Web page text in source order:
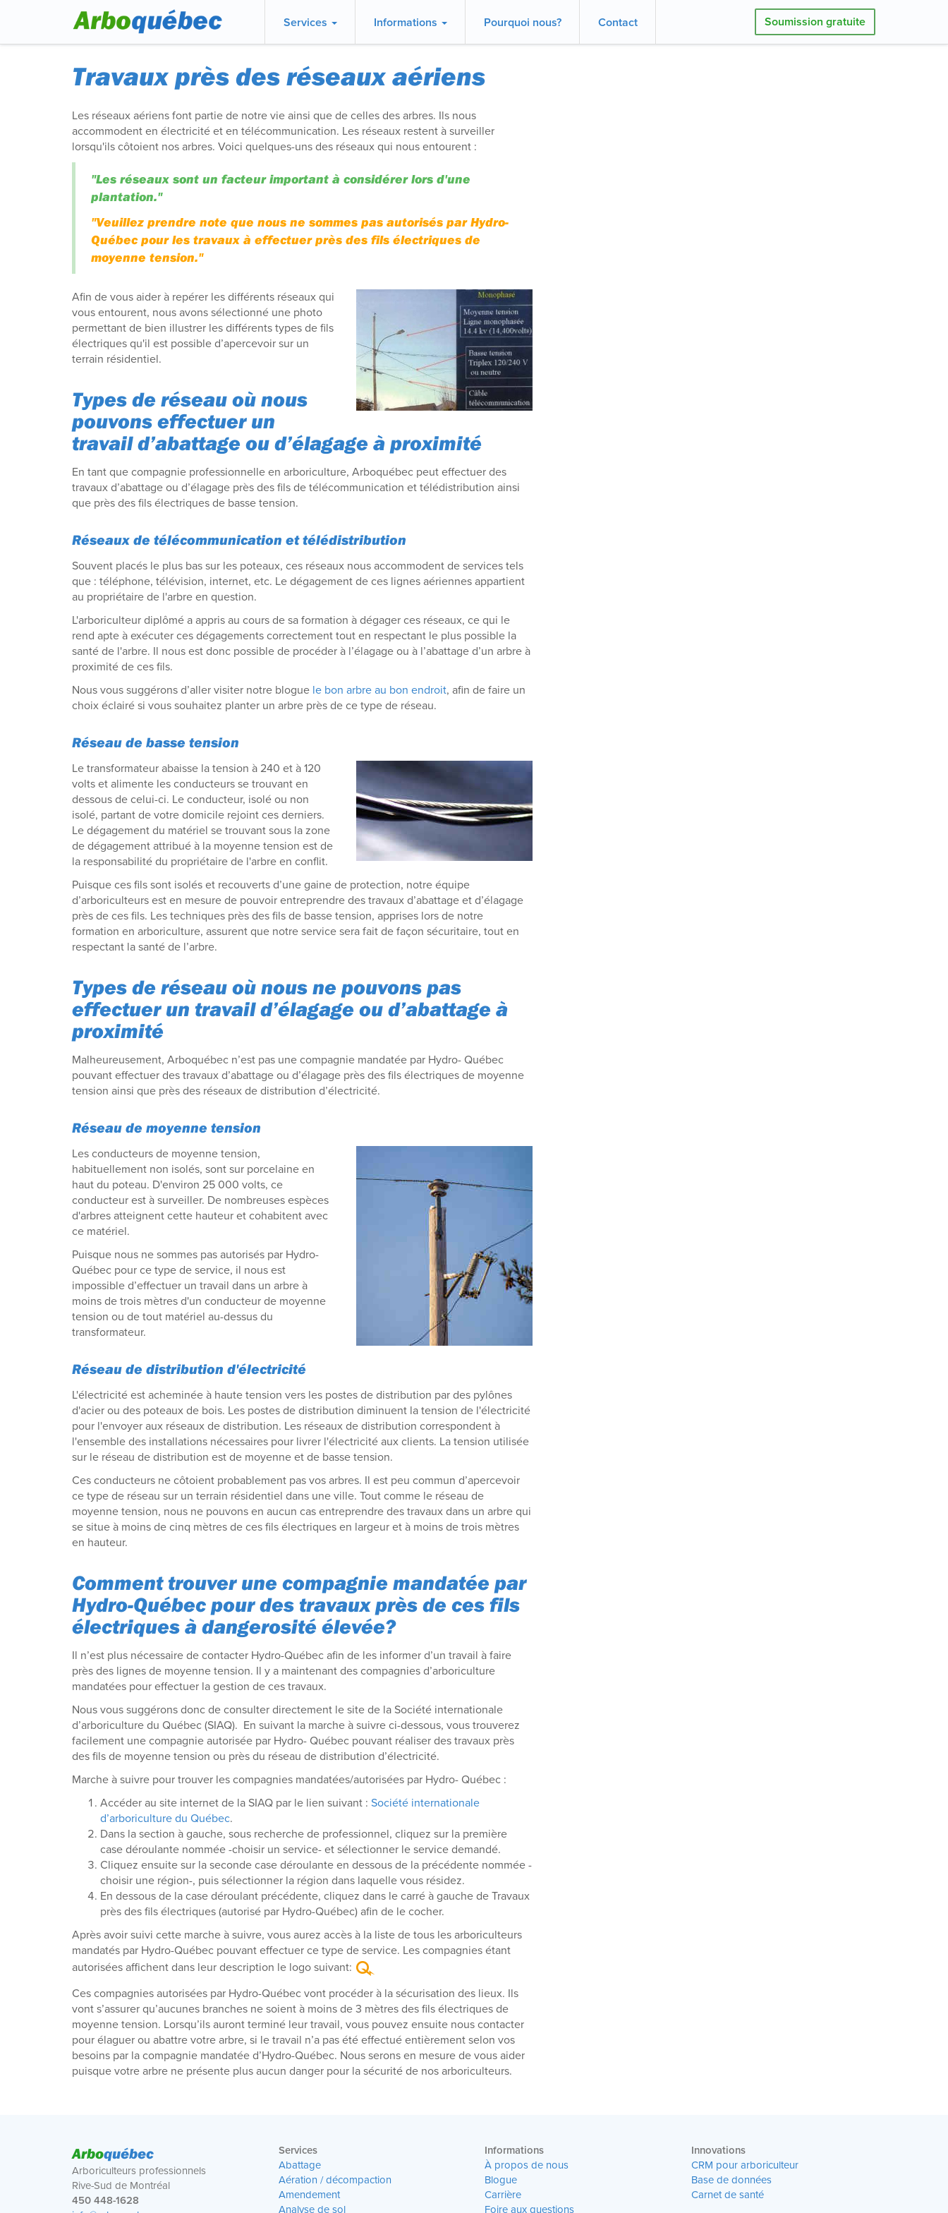
Soumission gratuite
Services Informations Pourquoi nous? Contact
Travaux près des réseaux aériens
Les réseaux aériens font partie de notre vie ainsi que de celles des arbres. Ils nous
accommodent en électricité et en télécommunication. Les réseaux restent à surveiller
lorsqu'ils côtoient nos arbres. Voici quelques-uns des réseaux qui nous entourent :
"Les réseaux sont un facteur important à considérer lors d'une
plantation."
"Veuillez prendre note que nous ne sommes pas autorisés par Hydro-
Québec pour les travaux à effectuer près des fils électriques de
moyenne tension."
Afin de vous aider à repérer les différents réseaux qui
vous entourent, nous avons sélectionné une photo
permettant de bien illustrer les différents types de fils
électriques qu'il est possible d’apercevoir sur un
terrain résidentiel.
Types de réseau où nous
pouvons effectuer un
travail d’abattage ou d’élagage à proximité
En tant que compagnie professionnelle en arboriculture, Arboquébec peut effectuer des
travaux d’abattage ou d’élagage près des fils de télécommunication et télédistribution ainsi
que près des fils électriques de basse tension.
Réseaux de télécommunication et télédistribution
Souvent placés le plus bas sur les poteaux, ces réseaux nous accommodent de services tels
que : téléphone, télévision, internet, etc. Le dégagement de ces lignes aériennes appartient
au propriétaire de l'arbre en question.
L'arboriculteur diplômé a appris au cours de sa formation à dégager ces réseaux, ce qui le
rend apte à exécuter ces dégagements correctement tout en respectant le plus possible la
santé de l'arbre. Il nous est donc possible de procéder à l’élagage ou à l’abattage d’un arbre à
proximité de ces fils.
Nous vous suggérons d’aller visiter notre blogue le bon arbre au bon endroit, afin de faire un
choix éclairé si vous souhaitez planter un arbre près de ce type de réseau.
Réseau de basse tension
Le transformateur abaisse la tension à 240 et à 120
volts et alimente les conducteurs se trouvant en
dessous de celui-ci. Le conducteur, isolé ou non
isolé, partant de votre domicile rejoint ces derniers.
Le dégagement du matériel se trouvant sous la zone
de dégagement attribué à la moyenne tension est de
la responsabilité du propriétaire de l'arbre en conflit.
Puisque ces fils sont isolés et recouverts d’une gaine de protection, notre équipe
d’arboriculteurs est en mesure de pouvoir entreprendre des travaux d’abattage et d’élagage
près de ces fils. Les techniques près des fils de basse tension, apprises lors de notre
formation en arboriculture, assurent que notre service sera fait de façon sécuritaire, tout en
respectant la santé de l’arbre.
Types de réseau où nous ne pouvons pas
effectuer un travail d’élagage ou d’abattage à
proximité
Malheureusement, Arboquébec n’est pas une compagnie mandatée par Hydro- Québec
pouvant effectuer des travaux d’abattage ou d’élagage près des fils électriques de moyenne
tension ainsi que près des réseaux de distribution d’électricité.
Réseau de moyenne tension
Les conducteurs de moyenne tension,
habituellement non isolés, sont sur porcelaine en
haut du poteau. D'environ 25 000 volts, ce
conducteur est à surveiller. De nombreuses espèces
d'arbres atteignent cette hauteur et cohabitent avec
ce matériel.
Puisque nous ne sommes pas autorisés par Hydro-
Québec pour ce type de service, il nous est
impossible d’effectuer un travail dans un arbre à
moins de trois mètres d'un conducteur de moyenne
tension ou de tout matériel au-dessus du
transformateur.
Réseau de distribution d'électricité
L'électricité est acheminée à haute tension vers les postes de distribution par des pylônes
d'acier ou des poteaux de bois. Les postes de distribution diminuent la tension de l'électricité
pour l'envoyer aux réseaux de distribution. Les réseaux de distribution correspondent à
l'ensemble des installations nécessaires pour livrer l'électricité aux clients. La tension utilisée
sur le réseau de distribution est de moyenne et de basse tension.
Ces conducteurs ne côtoient probablement pas vos arbres. Il est peu commun d’apercevoir
ce type de réseau sur un terrain résidentiel dans une ville. Tout comme le réseau de
moyenne tension, nous ne pouvons en aucun cas entreprendre des travaux dans un arbre qui
se situe à moins de cinq mètres de ces fils électriques en largeur et à moins de trois mètres
en hauteur.
Comment trouver une compagnie mandatée par
Hydro-Québec pour des travaux près de ces fils
électriques à dangerosité élevée?
Il n’est plus nécessaire de contacter Hydro-Québec afin de les informer d’un travail à faire
près des lignes de moyenne tension. Il y a maintenant des compagnies d’arboriculture
mandatées pour effectuer la gestion de ces travaux.
Nous vous suggérons donc de consulter directement le site de la Société internationale
d’arboriculture du Québec (SIAQ). En suivant la marche à suivre ci-dessous, vous trouverez
facilement une compagnie autorisée par Hydro- Québec pouvant réaliser des travaux près
des fils de moyenne tension ou près du réseau de distribution d’électricité.
Marche à suivre pour trouver les compagnies mandatées/autorisées par Hydro- Québec :
Accéder au site internet de la SIAQ par le lien suivant : Société internationale
d’arboriculture du Québec.
Dans la section à gauche, sous recherche de professionnel, cliquez sur la première
case déroulante nommée -choisir un service- et sélectionner le service demandé.
Cliquez ensuite sur la seconde case déroulante en dessous de la précédente nommée -
choisir une région-, puis sélectionner la région dans laquelle vous résidez.
En dessous de la case déroulant précédente, cliquez dans le carré à gauche de Travaux
près des fils électriques (autorisé par Hydro-Québec) afin de le cocher.
Après avoir suivi cette marche à suivre, vous aurez accès à la liste de tous les arboriculteurs
mandatés par Hydro-Québec pouvant effectuer ce type de service. Les compagnies étant
autorisées affichent dans leur description le logo suivant:
Ces compagnies autorisées par Hydro-Québec vont procéder à la sécurisation des lieux. Ils
vont s’assurer qu’aucunes branches ne soient à moins de 3 mètres des fils électriques de
moyenne tension. Lorsqu’ils auront terminé leur travail, vous pouvez ensuite nous contacter
pour élaguer ou abattre votre arbre, si le travail n’a pas été effectué entièrement selon vos
besoins par la compagnie mandatée d’Hydro-Québec. Nous serons en mesure de vous aider
puisque votre arbre ne présente plus aucun danger pour la sécurité de nos arboriculteurs.
Arboquébec
Arboriculteurs professionnels
Rive-Sud de Montréal
450 448-1628
Services
Abattage
Aération / décompaction
Amendement
Analyse de sol
Informations
À propos de nous
Blogue
Carrière
Foire aux questions
Innovations
CRM pour arboriculteur
Base de données
Carnet de santé